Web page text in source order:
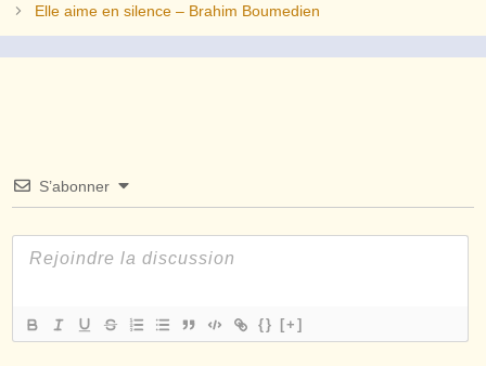
Elle aime en silence – Brahim Boumedien
S’abonner
{} [+]